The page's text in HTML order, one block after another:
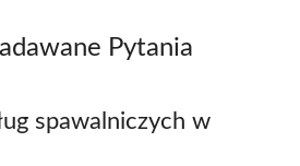
Pytania
spawalniczych w